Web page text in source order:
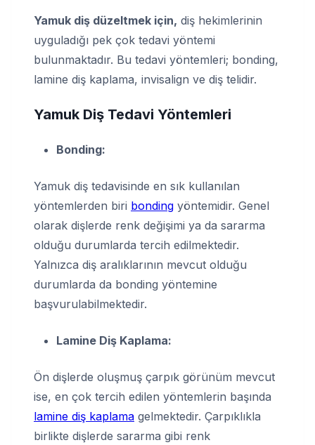
Yamuk diş düzeltmek için, diş hekimlerinin
uyguladığı pek çok tedavi yöntemi
bulunmaktadır. Bu tedavi yöntemleri; bonding,
lamine diş kaplama, invisalign ve diş telidir.
Yamuk Diş Tedavi Yöntemleri
Bonding:
Yamuk diş tedavisinde en sık kullanılan
yöntemlerden biri bonding yöntemidir. Genel
olarak dişlerde renk değişimi ya da sararma
olduğu durumlarda tercih edilmektedir.
Yalnızca diş aralıklarının mevcut olduğu
durumlarda da bonding yöntemine
başvurulabilmektedir.
Lamine Diş Kaplama:
Ön dişlerde oluşmuş çarpık görünüm mevcut
ise, en çok tercih edilen yöntemlerin başında
lamine diş kaplama gelmektedir. Çarpıklıkla
birlikte dişlerde sararma gibi renk